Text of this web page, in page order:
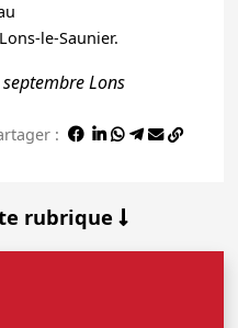
le-Saunier.
Lons
:
rubrique